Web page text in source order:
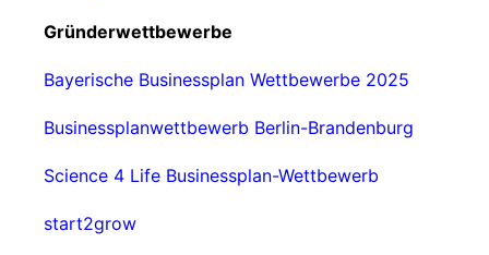
Gründerwettbewerbe
Bayerische Businessplan Wettbewerbe 2025
Businessplanwettbewerb Berlin-Brandenburg
Science 4 Life Businessplan-Wettbewerb
start2grow